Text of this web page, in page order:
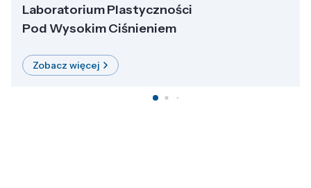
Laboratorium Plastyczności
Pod Wysokim Ciśnieniem
Zobacz więcej